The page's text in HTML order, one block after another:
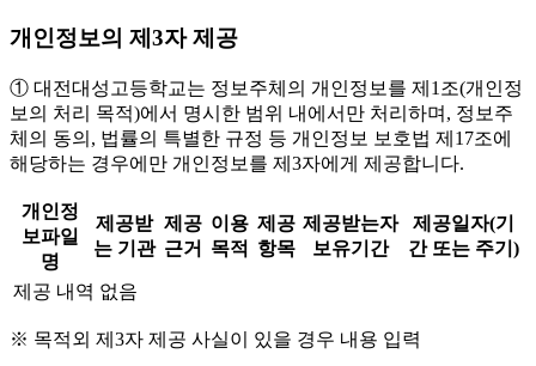
개인정보의 제3자 제공
① 대전대성고등학교는 정보주체의 개인정보를 제1조(개인정
보의 처리 목적)에서 명시한 범위 내에서만 처리하며, 정보주
체의 동의, 법률의 특별한 규정 등 개인정보 보호법 제17조에
해당하는 경우에만 개인정보를 제3자에게 제공합니다.
개인정
보파일
명
제공받
는 기관
제공
근거
이용
목적
제공
항목
제공받는자
보유기간
제공일자(기
간 또는 주기)
제공 내역 없음
※ 목적외 제3자 제공 사실이 있을 경우 내용 입력